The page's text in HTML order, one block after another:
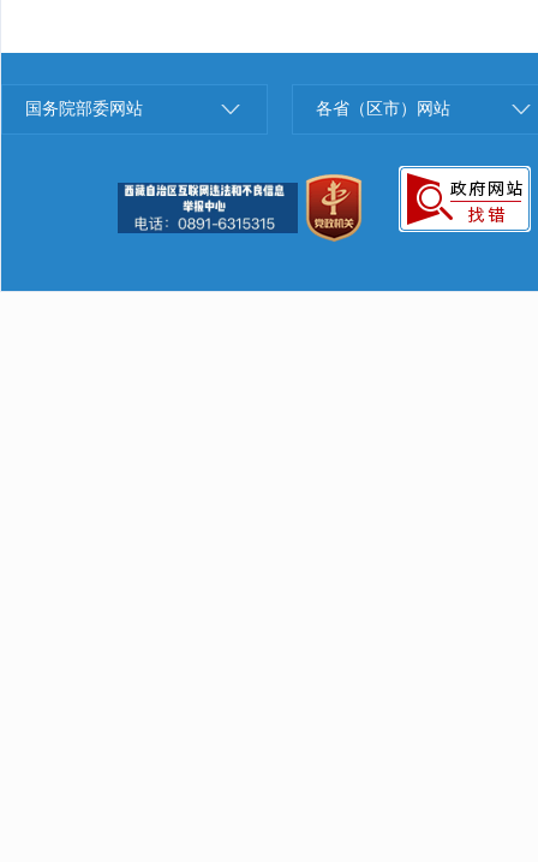
国务院部委网站 各省（区市）网站